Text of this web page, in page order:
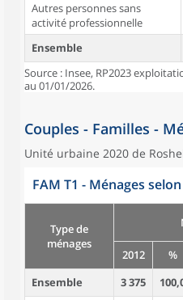
Autres personnes sans
activité professionnelle
Ensemble
Source : Insee, RP2023
au 01/01/2026.
Couples - Familles -
Unité urbaine 2020 de
FAM T1 - Ménages
Type de
ménages
2012 %
Ensemble
3 375